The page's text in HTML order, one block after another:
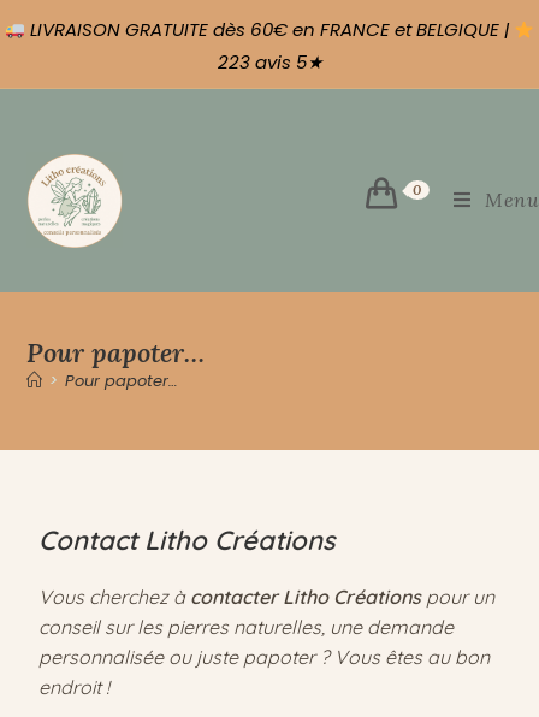
LIVRAISON GRATUITE dès 60€ en FRANCE et BELGIQUE |
223 avis 5★
0 Menu
Pour papoter…
> Pour papoter…
Contact Litho Créations
Vous cherchez à contacter Litho Créationspour un
conseil sur les pierres naturelles, une demande
personnalisée ou juste papoter ? Vous êtes au bon
endroit !